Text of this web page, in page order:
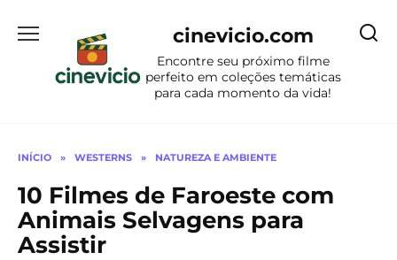
para
conteúdo
cinevicio.com
Encontre seu próximo filme
perfeito em coleções temáticas
para cada momento da vida!
INÍCIO » WESTERNS » NATUREZA E AMBIENTE
10 Filmes de Faroeste com
Animais Selvagens para
Assistir